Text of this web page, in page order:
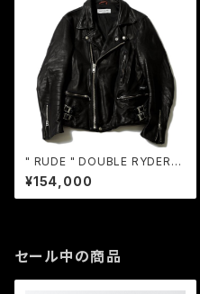
" RUDE " DOUBLE RYDERS
/ RUDE GALLERY
¥154,000
セール中の商品